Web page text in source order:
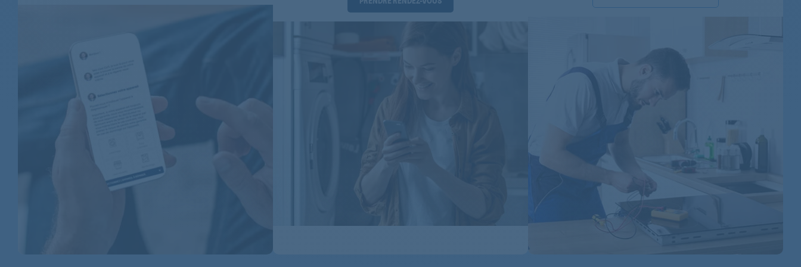
KDN400PROFRESHA+I
BAUKNECHT
BAUKNECHT
855020001070
KG1193A2+IO 855020011060